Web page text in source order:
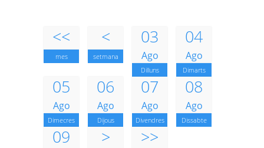
<<
mes
<
setmana
03
Ago
Dilluns
04
Ago
Dimarts
05
Ago
Dimecres
06
Ago
Dijous
07
Ago
Divendres
08
Ago
Dissabte
09 > >>